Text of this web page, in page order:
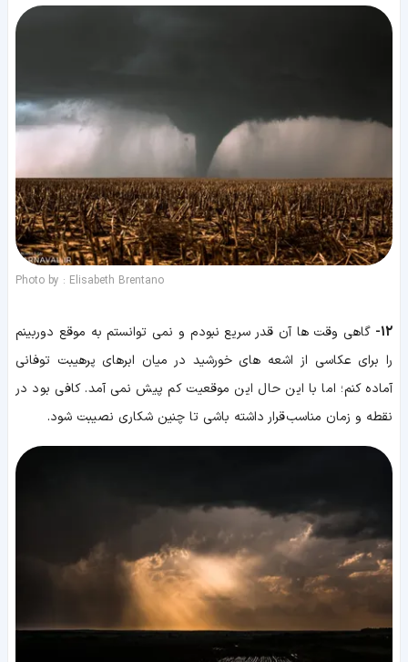
Photo by : Elisabeth Brentano
12- گاهی وقت ها آن قدر سریع نبودم و نمی توانستم به موقع دوربینم
را برای عکاسی از اشعه های خورشید در میان ابرهای پرهیبت توفانی
آماده کنم؛ اما با این حال این موقعیت کم پیش نمی آمد. کافی بود در
نقطه و زمان مناسب قرار داشته باشی تا چنین شکاری نصیبت شود.